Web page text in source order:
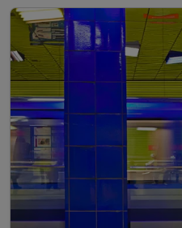
inkl. 1 Flasche Mineralwasser
inkl. Kaffee/Tee im Zimmer
inkl. WLAN